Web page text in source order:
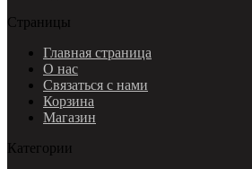
Страницы
Главная страница
О нас
Связаться с нами
Корзина
Магазин
Категории